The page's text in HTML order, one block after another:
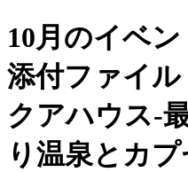
10月のイベ
添付ファイル
クアハウス-
り温泉とカ